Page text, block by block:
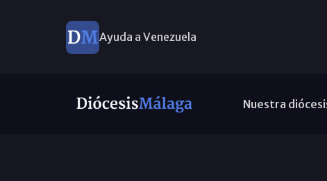
Ayuda a Venezuela
Nuestra